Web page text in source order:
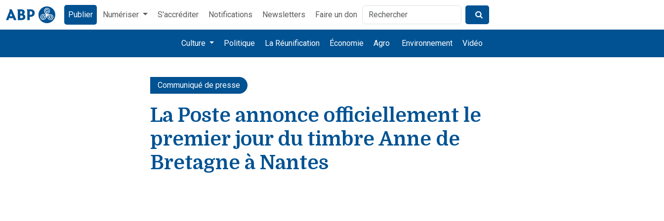
Publier Numériser S'accréditer Notifications Newsletters Faire un don
Culture Politique La Réunification Économie Agro Environnement Vidéo
Communiqué de presse
La Poste annonce officiellement le
premier jour du timbre Anne de
Bretagne à Nantes